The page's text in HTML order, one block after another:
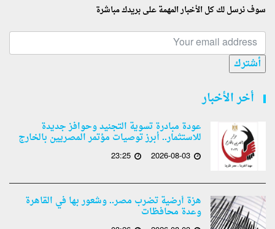
سوف نرسل لك كل الأخبار المهمة على بريدك مباشرة
أشترك
أخر الأخبار
عودة مبادرة تسوية التجنيد وحوافز جديدة
للاستثمار.. أبرز توصيات مؤتمر المصريين بالخارج
2026-08-03
23:25
هزة أرضية تضرب مصر.. وشعور بها في القاهرة
وعدة محافظات